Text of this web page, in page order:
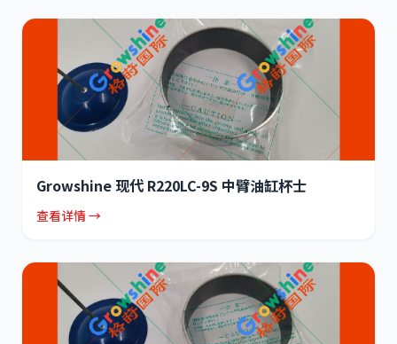
Growshine 现代 R220LC-9S 中臂油缸杯士
查看详情 →